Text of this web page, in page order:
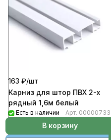
163 ₽/шт
Карниз для штор ПВХ 2-х
рядный 1,6м белый
Есть в наличии Арт. 00000733
В корзину